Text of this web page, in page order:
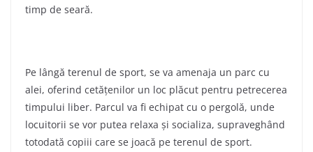
timp de seară.
Pe lângă terenul de sport, se va amenaja un parc cu
alei, oferind cetățenilor un loc plăcut pentru petrecerea
timpului liber. Parcul va fi echipat cu o pergolă, unde
locuitorii se vor putea relaxa și socializa, supraveghând
totodată copiii care se joacă pe terenul de sport.